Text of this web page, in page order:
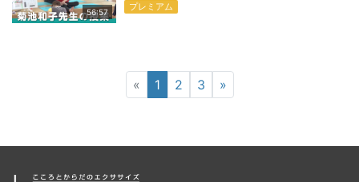
56:57
プレミアム
« 1 2 3 »